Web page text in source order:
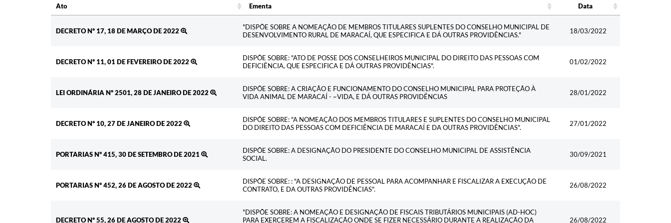
Ato Ementa
Data
DECRETO Nº 17, 18 DE MARÇO DE 2022
"DISPÕE SOBRE A NOMEAÇÃO DE MEMBROS TITULARES SUPLENTES DO CONSELHO MUNICIPAL DE
DESENVOLVIMENTO RURAL DE MARACAÍ, QUE ESPECIFICA E DÁ OUTRAS PROVIDÊNCIAS."
18/03/2022
DECRETO Nº 11, 01 DE FEVEREIRO DE 2022
DISPÕE SOBRE: "ATO DE POSSE DOS CONSELHEIROS MUNICIPAL DO DIREITO DAS PESSOAS COM
DEFICIÊNCIA, QUE ESPECIFICA E DÁ OUTRAS PROVIDÊNCIAS".
01/02/2022
LEI ORDINÁRIA Nº 2501, 28 DE JANEIRO DE 2022
DISPÕE SOBRE: A CRIAÇÃO E FUNCIONAMENTO DO CONSELHO MUNICIPAL PARA PROTEÇÃO À
VIDA ANIMAL DE MARACAÍ - ~VIDA, E DÁ OUTRAS PROVIDÊNCIAS
28/01/2022
DECRETO Nº 10, 27 DE JANEIRO DE 2022
DISPÕE SOBRE: "A NOMEAÇÃO DOS MEMBROS TITULARES E SUPLENTES DO CONSELHO MUNICIPAL
DO DIREITO DAS PESSOAS COM DEFICIÊNCIA DE MARACAÍ E DA OUTRAS PROVIDÊNCIAS".
27/01/2022
PORTARIAS Nº 415, 30 DE SETEMBRO DE 2021
DISPÕE SOBRE: A DESIGNAÇÃO DO PRESIDENTE DO CONSELHO MUNICIPAL DE ASSISTÊNCIA
SOCIAL.
30/09/2021
PORTARIAS Nº 452, 26 DE AGOSTO DE 2022
DISPÕE SOBRE: : "A DESIGNAÇÃO DE PESSOAL PARA ACOMPANHAR E FISCALIZAR A EXECUÇÃO DE
CONTRATO, E DA OUTRAS PROVIDÊNCIAS".
26/08/2022
DECRETO Nº 55, 26 DE AGOSTO DE 2022
"DISPÕE SOBRE: A NOMEAÇÃO E DESIGNAÇÃO DE FISCAIS TRIBUTÁRIOS MUNICIPAIS (AD-HOC)
PARA EXERCEREM A FISCALIZAÇÃO ONDE SE FIZER NECESSÁRIO DURANTE A REALIZAÇÃO DA
26/08/2022